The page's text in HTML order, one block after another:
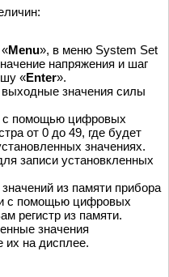
Menu», в меню System Set
напряжения и шаг
«Enter».
значения силы
с помощью цифровых
от 0 до 49, где будет
значениях.
записи установкленных
из памяти прибора
с помощью цифровых
регистр из памяти.
значения
их на дисплее.